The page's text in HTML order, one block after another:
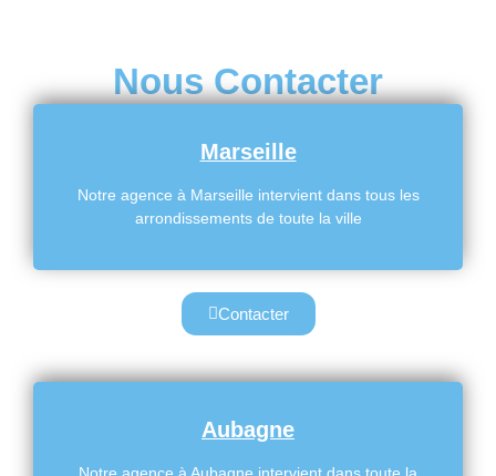
Nous Contacter
Marseille
Notre agence à Marseille intervient dans tous les
arrondissements de toute la ville
Contacter
Aubagne
Notre agence à Aubagne intervient dans toute la